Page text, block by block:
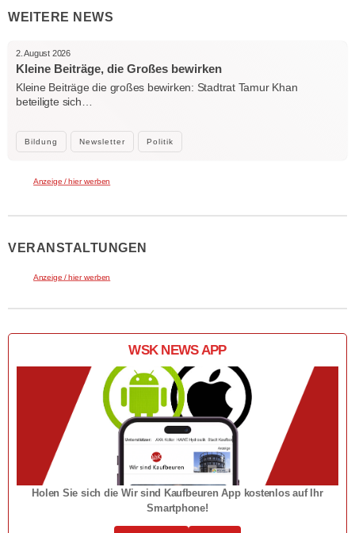
WEITERE NEWS
Bildung Newsletter Politik
2. August 2026
Kleine Beiträge, die Großes bewirken
Kleine Beiträge die großes bewirken: Stadtrat Tamur Khan
beteiligte sich…
Anzeige / hier werben
VERANSTALTUNGEN
Anzeige / hier werben
WSK NEWS APP
Holen Sie sich die Wir sind Kaufbeuren App kostenlos auf Ihr
Smartphone!